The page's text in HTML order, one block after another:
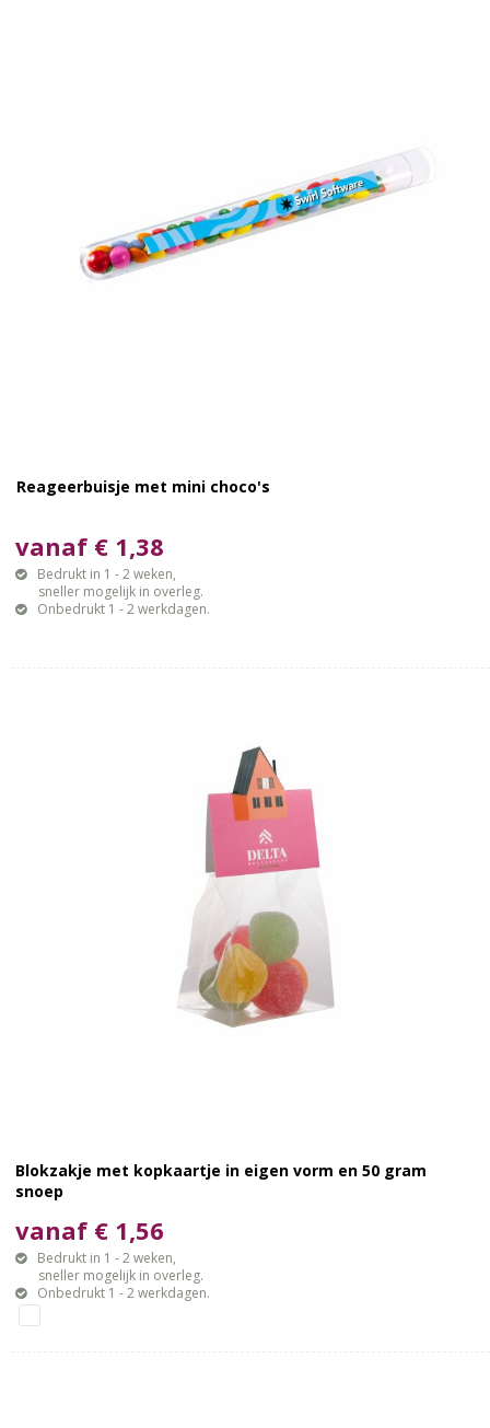
Reageerbuisje met mini choco's
vanaf € 1,38
Bedrukt in 1 - 2 weken,
sneller mogelijk in overleg.
Onbedrukt 1 - 2 werkdagen.
Blokzakje met kopkaartje in eigen vorm en 50 gram
snoep
vanaf € 1,56
Bedrukt in 1 - 2 weken,
sneller mogelijk in overleg.
Onbedrukt 1 - 2 werkdagen.